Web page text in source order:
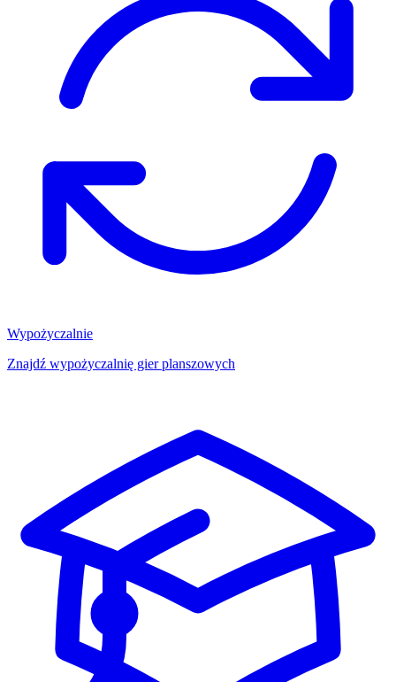
Wypożyczalnie
Znajdź wypożyczalnię gier planszowych